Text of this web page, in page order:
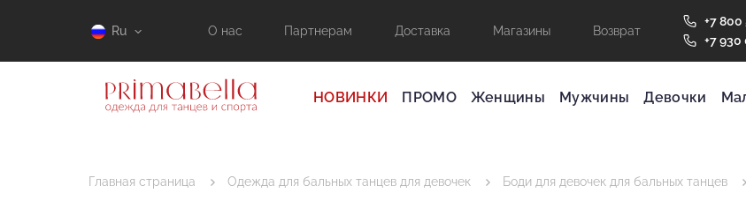
Ru О нас Партнерам Доставка Магазины Возврат
+7 800
+7 930
НОВИНКИ ПРОМО Женщины Мужчины Девочки
Главная страница Одежда для бальных танцев для девочек Боди для девочек для бальных танцев